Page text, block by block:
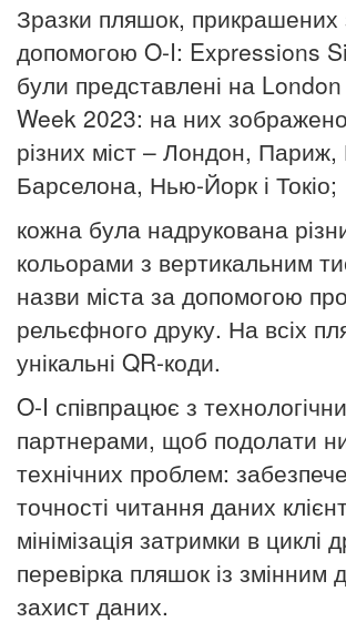
Зразки пляшок, прикрашених
допомогою O-I: Expressions
були представлені на
Week 2023: на них
різних міст – Лондон, Париж,
Барселона, Нью-Йорк і Токіо;
кожна була надрукована
кольорами з вертикальним
назви міста за допомогою
рельєфного друку. На всіх
унікальні QR-коди.
O-I співпрацює з
партнерами, щоб подолати
технічних проблем:
точності читання даних
мінімізація затримки в циклі
перевірка пляшок із змінним
захист даних.